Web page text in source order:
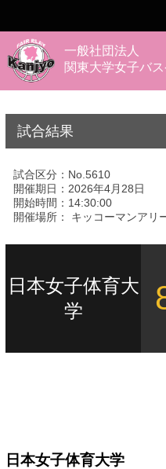
一般社団法人
関東大学女子バ
試合結果
試合区分：No.5610
開催期日：2026年4月28日
開始時間：14:30:00
開催場所： キッコーマンアリ
日本女子体育大
学
日本女子体育大学